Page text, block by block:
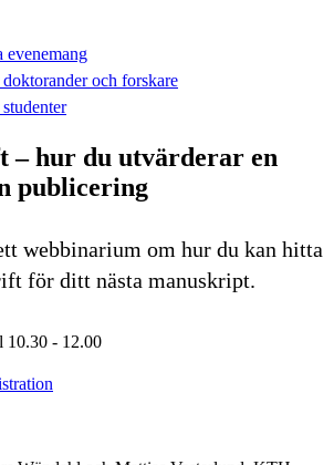
evenemang
och forskare
hur du utvärderar en
publicering
webbinarium om hur du kan hitta
för ditt nästa manuskript.
10.30 - 12.00